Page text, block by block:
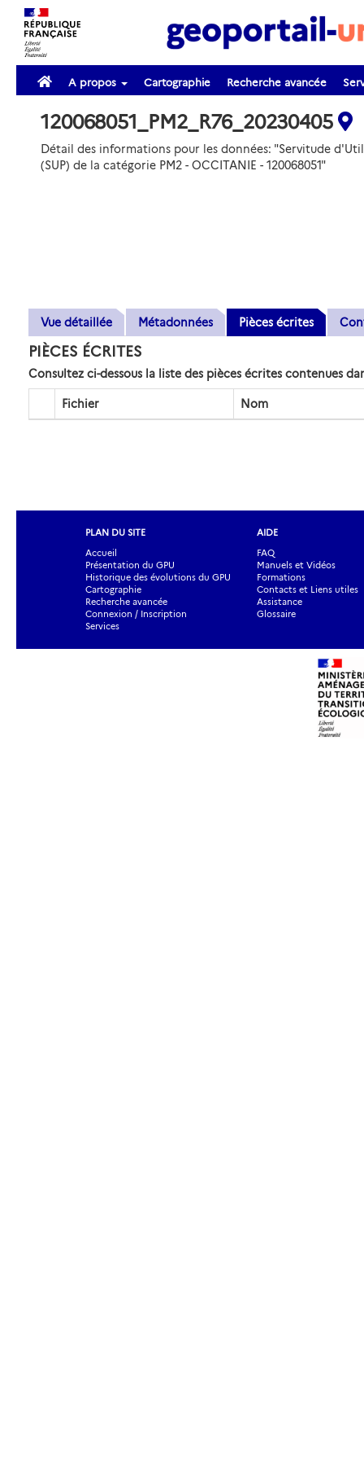
A propos Cartographie Recherche avancée
120068051_PM2_R76_20230405
Détail des informations pour les données: "Servitude
(SUP) de la catégorie PM2 - OCCITANIE - 120068051"
Vue détaillée Métadonnées Pièces écrites
PIÈCES ÉCRITES
Consultez ci-dessous la liste des pièces écrites contenues
Fichier Nom
PLAN DU SITE
Accueil
Présentation du GPU
Historique des évolutions du GPU
Cartographie
Recherche avancée
Connexion / Inscription
Services
AIDE
FAQ
Manuels et Vidéos
Formations
Contacts et Liens utiles
Assistance
Glossaire